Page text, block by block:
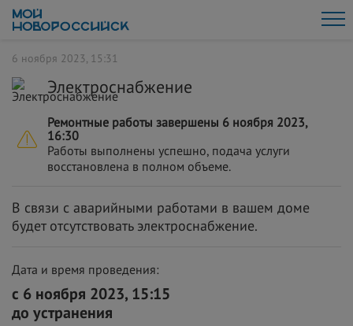
6 ноября 2023, 15:31
Электроснабжение
Ремонтные работы завершены 6 ноября 2023,
16:30
Работы выполнены успешно, подача услуги
восстановлена в полном объеме.
В связи с аварийными работами в вашем доме
будет отсутствовать электроснабжение.
Дата и время проведения:
с 6 ноября 2023, 15:15
до устранения